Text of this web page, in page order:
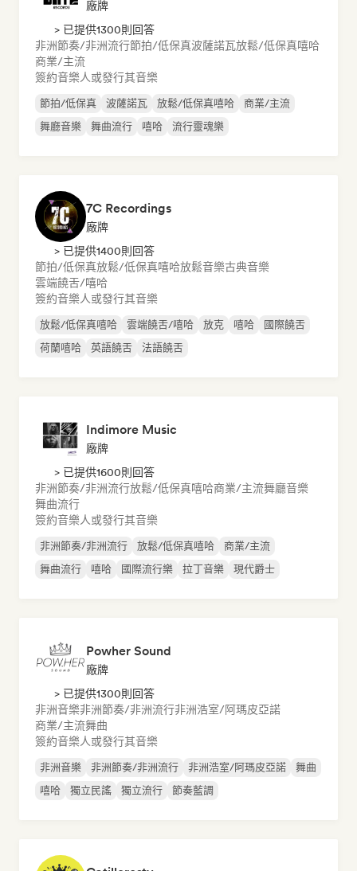
廠牌
> 已提供1300則回答
非洲節奏/非洲流行節拍/低保真波薩諾瓦放鬆/低保真嘻哈
商業/主流
簽約音樂人或發行其音樂
節拍/低保真 波薩諾瓦 放鬆/低保真嘻哈
商業/主流
舞廳音樂
舞曲流行 嘻哈 流行靈魂樂
7C Recordings
廠牌
> 已提供1400則回答
節拍/低保真放鬆/低保真嘻哈放鬆音樂古典音樂
雲端饒舌/嘻哈
簽約音樂人或發行其音樂
放鬆/低保真嘻哈 雲端饒舌/嘻哈 放克 嘻哈
國際饒舌
荷蘭嘻哈
英語饒舌 法語饒舌
Indimore Music
廠牌
> 已提供1600則回答
非洲節奏/非洲流行放鬆/低保真嘻哈商業/主流舞廳音樂
舞曲流行
簽約音樂人或發行其音樂
非洲節奏/非洲流行 放鬆/低保真嘻哈
商業/主流
舞曲流行
嘻哈 國際流行樂 拉丁音樂 現代爵士
Powher Sound
廠牌
> 已提供1300則回答
非洲音樂非洲節奏/非洲流行非洲浩室/阿瑪皮亞諾
商業/主流舞曲
簽約音樂人或發行其音樂
非洲音樂 非洲節奏/非洲流行 非洲浩室/阿瑪皮亞諾
舞曲
嘻哈
獨立民謠 獨立流行 節奏藍調